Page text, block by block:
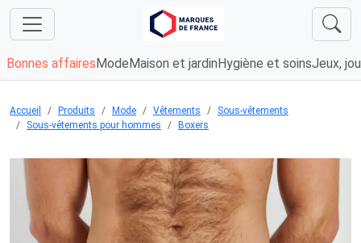
Bonnes affaires Mode Maison et jardin Hygiène et soinsJeux,
Accueil Produits Mode Vêtements
Sous-vêtements
Sous-vêtements pour hommes
Boxers